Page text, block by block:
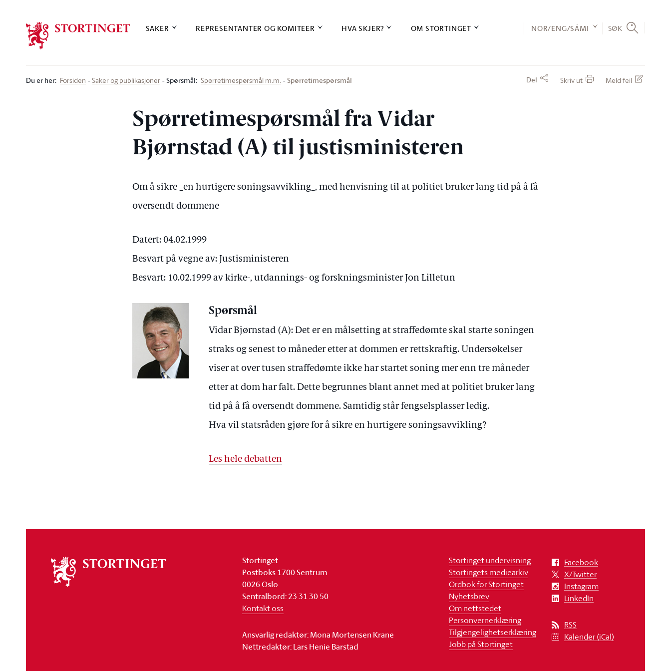
SAKER REPRESENTANTER OG KOMITEER HVA SKJER? OM STORTINGET NOR/ENG/SÁMI SØK
Du er her: Forsiden Saker og publikasjoner Spørsmål: Spørretimespørsmål m.m. Spørretimespørsmål Del Skriv ut Meld feil
Spørretimespørsmål fra Vidar
Bjørnstad (A) til justisministeren
Om å sikre _en hurtigere soningsavvikling_, med henvisning til at politiet bruker lang tid på å få
oversendt dommene
Datert: 04.02.1999
Besvart på vegne av: Justisministeren
Besvart: 10.02.1999 av kirke-, utdannings- og forskningsminister Jon Lilletun
Spørsmål
Vidar Bjørnstad (A): Det er en målsetting at straffedømte skal starte soningen
straks og senest to måneder etter at dommen er rettskraftig. Undersøkelser
viser at over tusen straffedømte ikke har startet soning mer enn tre måneder
etter at dom har falt. Dette begrunnes blant annet med at politiet bruker lang
tid på å få oversendt dommene. Samtidig står fengselsplasser ledig.
Hva vil statsråden gjøre for å sikre en hurtigere soningsavvikling?
Les hele debatten
stortinget
Stortinget
Postboks 1700 Sentrum
0026 Oslo
Sentralbord: 23 31 30 50
Kontakt oss
Ansvarlig redaktør: Mona Mortensen Krane
Nettredaktør: Lars Henie Barstad
Stortinget undervisning
Stortingets mediearkiv
Ordbok for Stortinget
Nyhetsbrev
Om nettstedet
Personvernerklæring
Tilgjengelighetserklæring
Jobb på Stortinget
Facebook
X/Twitter
Instagram
LinkedIn
RSS
Kalender (iCal)